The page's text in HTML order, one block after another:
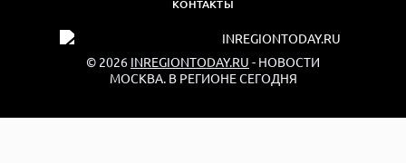
КОНТАКТЫ
© 2026 INREGIONTODAY.RU - НОВОСТИ
МОСКВА. В РЕГИОНЕ СЕГОДНЯ